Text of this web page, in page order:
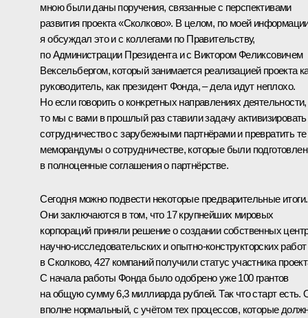
мною были даны поручения, связанные с перспективами
развития проекта «Сколково». В целом, по моей
я обсуждал это и с коллегами по Правительству,
по Администрации Президента и с Виктором Феликсовичем
Вексельбергом, который занимается реализацией проекта
руководитель, как президент Фонда, – дела идут неплохо.
Но если говорить о конкретных направлениях деятельности,
то мы с вами в прошлый раз ставили задачу активизировать
сотрудничество с зарубежными партнёрами и превратить те
меморандумы о сотрудничестве, которые были
в полноценные соглашения о партнёрстве.
Сегодня можно подвести некоторые предварительные итоги.
Они заключаются в том, что 17 крупнейших мировых
корпораций приняли решение о создании собственных
научно-исследовательских и опытно-конструкторских работ
в Сколково, 427 компаний получили статус участника
С начала работы Фонда было одобрено уже 100 грантов
на общую сумму 6,3 миллиарда рублей. Так что старт есть.
вполне нормальный, с учётом тех процессов, которые